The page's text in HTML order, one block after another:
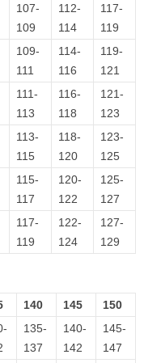
107-
109
112-
114
117-
119
109-
111
114-
116
119-
121
111-
113
116-
118
121-
123
113-
115
118-
120
123-
125
115-
117
120-
122
125-
127
117-
119
122-
124
127-
129
140 145 150
135-
137
140-
142
145-
147